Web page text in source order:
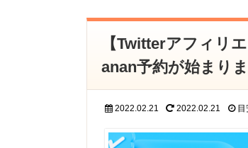
【Twitterアフィリ
anan予約が始まりま
2022.02.21 2022.02.21 目